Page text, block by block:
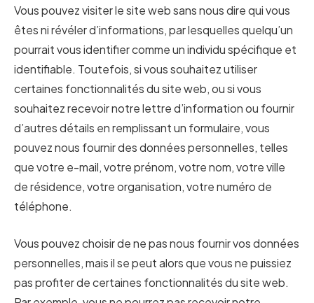
Vous pouvez visiter le site web sans nous dire qui vous
êtes ni révéler d’informations, par lesquelles quelqu’un
pourrait vous identifier comme un individu spécifique et
identifiable. Toutefois, si vous souhaitez utiliser
certaines fonctionnalités du site web, ou si vous
souhaitez recevoir notre lettre d’information ou fournir
d’autres détails en remplissant un formulaire, vous
pouvez nous fournir des données personnelles, telles
que votre e-mail, votre prénom, votre nom, votre ville
de résidence, votre organisation, votre numéro de
téléphone.
Vous pouvez choisir de ne pas nous fournir vos données
personnelles, mais il se peut alors que vous ne puissiez
pas profiter de certaines fonctionnalités du site web.